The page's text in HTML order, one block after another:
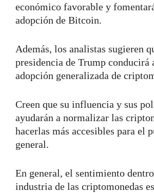
económico favorable y
adopción de Bitcoin.
Además, los analistas sugieren
presidencia de Trump conducirá
adopción generalizada de
Creen que su influencia y sus
ayudarán a normalizar las
hacerlas más accesibles para el
general.
En general, el sentimiento
industria de las criptomonedas es